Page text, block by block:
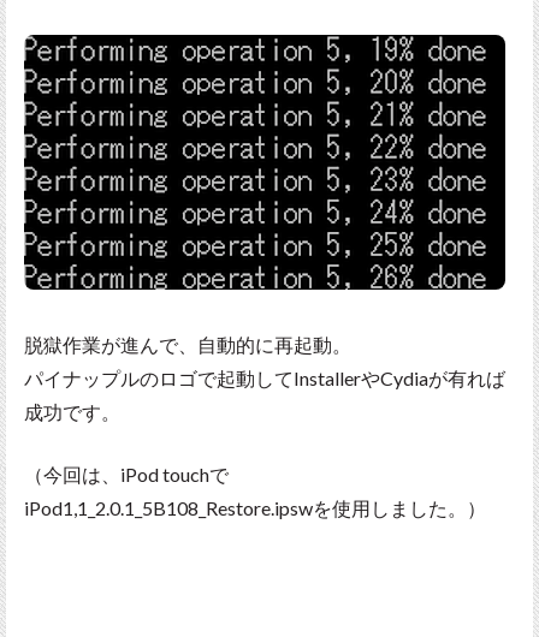
脱獄作業が進んで、自動的に再起動。
パイナップルのロゴで起動してInstallerやCydiaが有れば
成功です。
（今回は、iPod touchで
iPod1,1_2.0.1_5B108_Restore.ipswを使用しました。）